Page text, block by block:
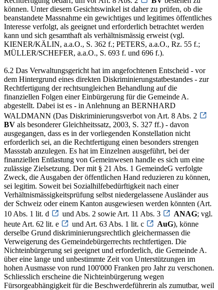
können. Unter diesem Gesichtswinkel ist daher zu prüfen, ob die
beanstandete Massnahme ein gewichtiges und legitimes öffentliches
Interesse verfolgt, als geeignet und erforderlich betrachtet werden
kann und sich gesamthaft als verhältnismässig erweist (vgl.
KIENER/KÄLIN, a.a.O., S. 362 f.; PETERS, a.a.O., Rz. 55 f.;
MÜLLER/SCHEFER, a.a.O., S. 693 f. und 696 f.).
6.2 Das Verwaltungsgericht hat im angefochtenen Entscheid - vor
dem Hintergrund eines direkten Diskriminierungstatbestandes - zur
Rechtfertigung der rechtsungleichen Behandlung auf die
finanziellen Folgen einer Einbürgerung für die Gemeinde A.
abgestellt. Dabei ist es - in Anlehnung an BERNHARD
WALDMANN (Das Diskriminierungsverbot von Art. 8 Abs. 2
BV als besonderer Gleichheitssatz, 2003, S. 327 ff.) - davon
ausgegangen, dass es in der vorliegenden Konstellation nicht
erforderlich sei, an die Rechtfertigung einen besonders strengen
Massstab anzulegen. Es hat im Einzelnen ausgeführt, bei der
finanziellen Entlastung von Gemeinwesen handle es sich um eine
zulässige Zielsetzung. Der mit § 21 Abs. 1 GemeindeG verfolgte
Zweck, die Ausgaben der öffentlichen Hand reduzieren zu können,
sei legitim. Soweit bei Sozialhilfebedürftigkeit nach einer
Verhältnismässigkeitsprüfung selbst niedergelassene Ausländer aus
der Schweiz oder einem Kanton ausgewiesen werden könnten (Art.
10 Abs. 1 lit. d
und Abs. 2 sowie Art. 11 Abs. 3 ANAG; vgl.
heute Art. 62 lit. e
und Art. 63 Abs. 1 lit. c AuG), könne
derselbe Grund diskriminierungsrechtlich gleichermassen die
Verweigerung des Gemeindebürgerrechts rechtfertigen. Die
Nichteinbürgerung sei geeignet und erforderlich, die Gemeinde A.
über eine lange und unbestimmte Zeit von Unterstützungen im
hohen Ausmasse von rund 100'000 Franken pro Jahr zu verschonen.
Schliesslich erscheine die Nichteinbürgerung wegen
Fürsorgeabhängigkeit für die Beschwerdeführerin als zumutbar, weil